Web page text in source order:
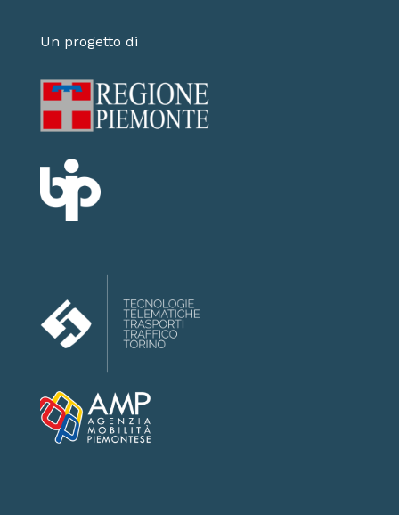
Un progetto di